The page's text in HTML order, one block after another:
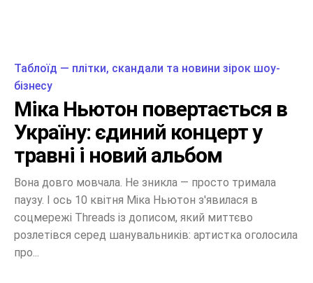
Таблоїд — плітки, скандали та новини зірок шоу-
бізнесу
Міка Ньютон повертається в
Україну: єдиний концерт у
травні і новий альбом
Вона довго мовчала. Не зникла — просто тримала
паузу. І ось 10 квітня Міка Ньютон з'явилася в
соцмережі Threads із дописом, який миттєво
розлетівся серед шанувальників: артистка оголосила
про...